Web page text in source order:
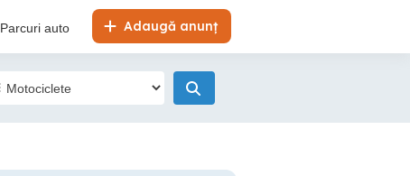
Adaugă anunț
Parcuri auto